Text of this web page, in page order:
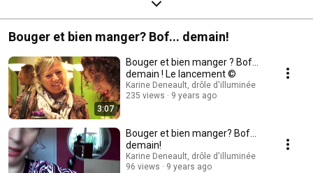
Bouger et bien manger? Bof... demain!
3:07
Bouger et bien manger ? Bof...
demain ! Le lancement ©
Karine Deneault, drôle d'illuminée
235 views
9 years ago
Bouger et bien manger? Bof...
demain!
Karine Deneault, drôle d'illuminée
96 views
9 years ago